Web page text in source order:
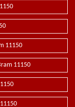
11150
11150